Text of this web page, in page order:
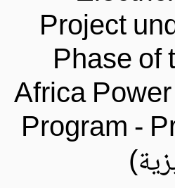
Project
Phase
Africa
Program -